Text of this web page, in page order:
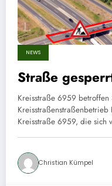
NEWS
Straße
Kreisstraße 6959
Kreisstraße 6959, die sich
Christian Kümpel